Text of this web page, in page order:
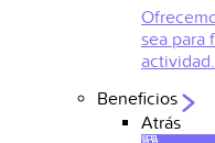
sea para
actividad.
Beneficios
Atrás